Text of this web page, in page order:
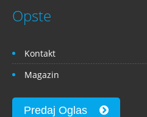
Opste
Kontakt
Magazin
Predaj Oglas